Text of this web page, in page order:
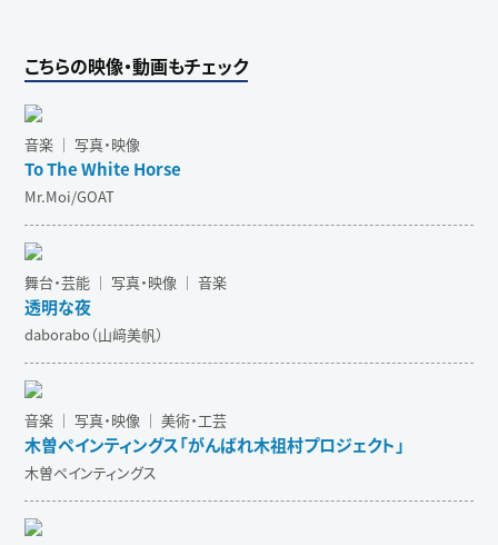
こちらの映像・動画もチェック
音楽 ｜ 写真・映像
To The White Horse
Mr.Moi/GOAT
舞台・芸能 ｜ 写真・映像 ｜ 音楽
透明な夜
daborabo（山﨑美帆）
音楽 ｜ 写真・映像 ｜ 美術・工芸
木曽ペインティングス「がんばれ木祖村プロジェクト」
木曽ペインティングス